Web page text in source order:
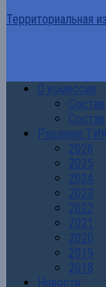
Территориальная
О комиссии
Решения
2026
2025
2024
2023
2022
2021
2020
2019
2018
Новости